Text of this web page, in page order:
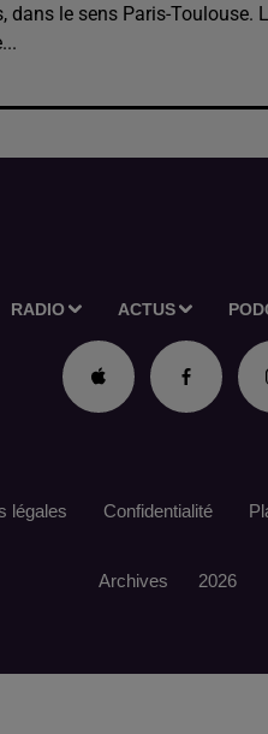
dans le sens Paris-Toulouse.
RADIO ACTUS
légales Confidentialité
Archives 2026